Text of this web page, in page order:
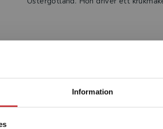
Information
Begränsad fraktregion
Produkter